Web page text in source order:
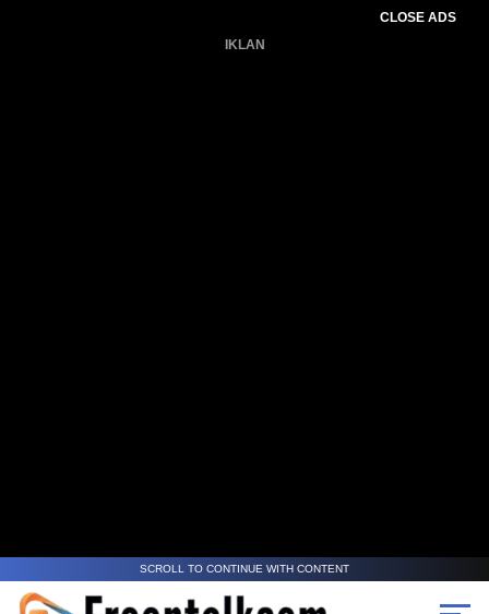
CLOSE ADS
IKLAN
SCROLL TO CONTINUE WITH CONTENT